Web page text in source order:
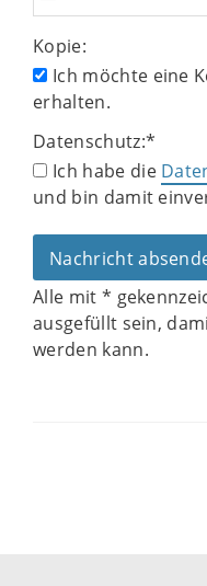
Kopie:
Ich möchte eine
erhalten.
Datenschutz:*
Ich habe die
und bin damit
Alle mit *
ausgefüllt sein,
werden kann.